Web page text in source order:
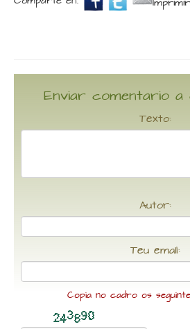
Enviar comentario a
Texto:
Autor:
Teu email:
Copia no cadro os